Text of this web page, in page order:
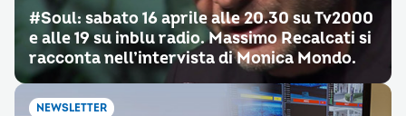
#Soul: sabato 16 aprile alle 20.30 su Tv2000
e alle 19 su inblu radio. Massimo Recalcati si
racconta nell’intervista di Monica Mondo.
NEWSLETTER